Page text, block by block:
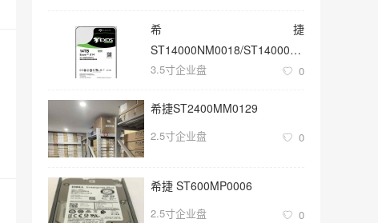
希捷
ST14000NM0018/ST14000NM001G
3.5寸SATA 14TB硬盘
3.5寸企业盘 0
希捷ST2400MM0129
2.5寸企业盘 0
希捷 ST600MP0006
2.5寸企业盘 0